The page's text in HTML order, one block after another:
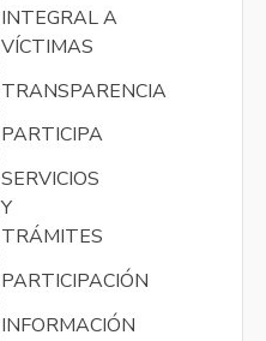
INTEGRAL A
VÍCTIMAS
TRANSPARENCIA
PARTICIPA
SERVICIOS
Y
TRÁMITES
PARTICIPACIÓN
INFORMACIÓN